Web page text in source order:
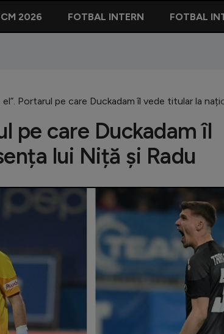
CM 2026 FOTBAL INTERN FOTBAL
el”. Portarul pe care Duckadam îl vede titular la
pe care Duckadam îl
lui Niță și Radu